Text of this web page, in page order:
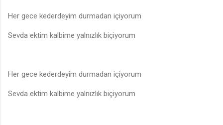
Her gece kederdeyim durmadan içiyorum
Sevda ektim kalbime yalnızlık biçiyorum
Her gece kederdeyim durmadan içiyorum
Sevda ektim kalbime yalnızlık biçiyorum